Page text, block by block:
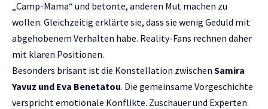
„Camp-Mama“ und betonte, anderen Mut machen zu
wollen. Gleichzeitig erklärte sie, dass sie wenig Geduld mit
abgehobenem Verhalten habe. Reality-Fans rechnen daher
mit klaren Positionen.
Besonders brisant ist die Konstellation zwischen Samira
Yavuz und Eva Benetatou. Die gemeinsame Vorgeschichte
verspricht emotionale Konflikte. Zuschauer und Experten